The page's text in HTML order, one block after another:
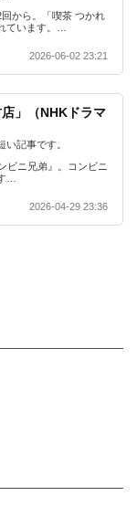
から。「喫茶 つかれ
ています。…
2026-06-02 23:21
店」（NHKドラマ
記事です。
ビニ兄弟』。コンビニ
…
2026-04-29 23:36